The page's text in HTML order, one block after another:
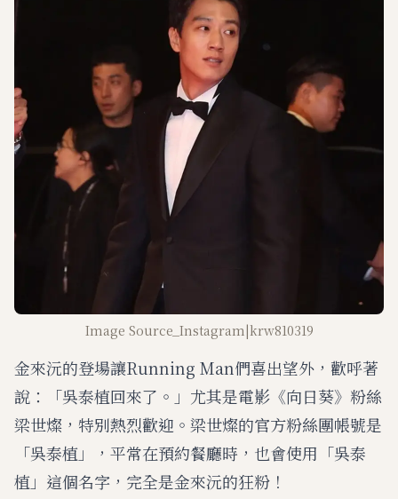
Image Source_Instagram|krw810319
金來沅的登場讓Running Man們喜出望外，歡呼著
說：「吳泰植回來了。」尤其是電影《向日葵》粉絲
梁世燦，特別熱烈歡迎。梁世燦的官方粉絲團帳號是
「吳泰植」，平常在預約餐廳時，也會使用「吳泰
植」這個名字，完全是金來沅的狂粉！